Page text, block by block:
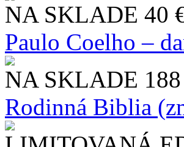
NA SKLADE 40
Paulo Coelho –
NA SKLADE
Rodinná Biblia